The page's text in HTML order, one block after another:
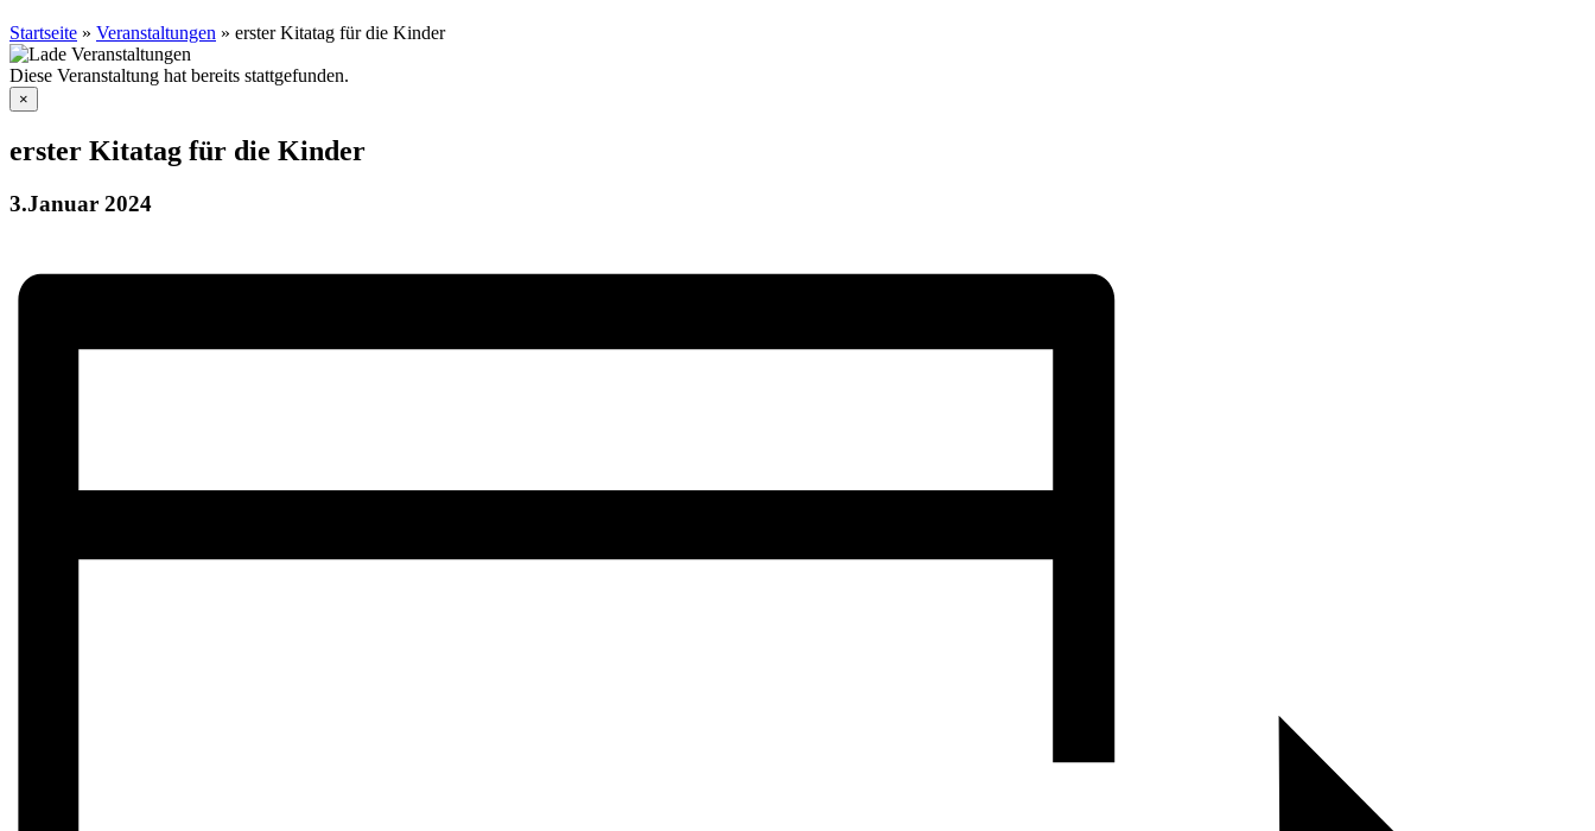
Startseite » Veranstaltungen » erster Kitatag für die Kinder
Diese Veranstaltung hat bereits stattgefunden.
×
erster Kitatag für die Kinder
3.Januar 2024